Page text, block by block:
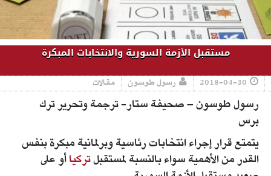
مستقبل الأزمة السورية والانتخابات المبكرة
2018-04-30 رسول طوسون مقالات
رسول طوسون – صحيفة ستار- ترجمة وتحرير ترك
برس
يتمتع قرار إجراء انتخابات رئاسية وبرلمانية مبكرة بنفس
القدر من الأهمية سواء بالنسبة لمستقبلتركياأو على